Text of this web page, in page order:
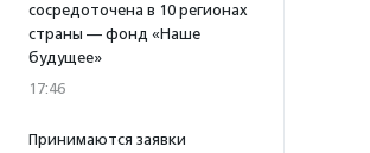
сосредоточена в 10 регионах
страны — фонд «Наше
будущее»
17:46
Принимаются заявки